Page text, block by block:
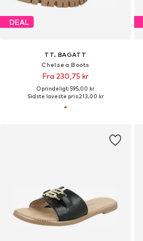
DEAL
TT. BAGATT
Chelsea Boots
Fra 230,75 kr
Oprindeligt: 595,00 kr
Sidste laveste pris:213,00 kr